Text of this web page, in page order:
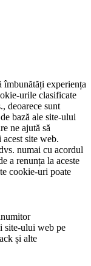
îmbunătăți experiența
urile clasificate
deoarece sunt
bază ale site-ului
ne ajută să
site web.
numai cu acordul
a renunța la aceste
cookie-uri poate
site-ului web pe
și alte